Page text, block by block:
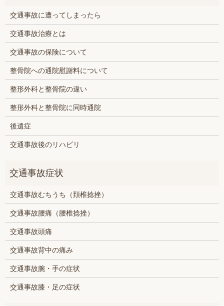
交通事故に遭ってしまったら
交通事故治療とは
交通事故の保険について
整骨院への通院慰謝料について
整形外科と整骨院の違い
整形外科と整骨院に同時通院
後遺症
交通事故後のリハビリ
交通事故むちうち（頚椎捻挫）
交通事故腰痛（腰椎捻挫）
交通事故頭痛
交通事故背中の痛み
交通事故腕・手の症状
交通事故膝・足の症状